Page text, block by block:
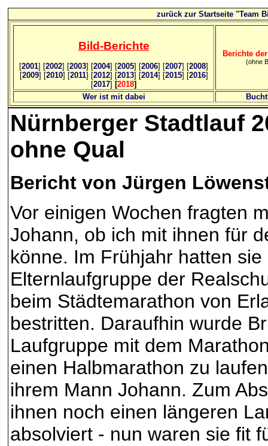
zurück zur Startseite "Team
Bild-Berichte
[2001] [2002] [2003] [2004] [2005] [2006] [2007] [2008]
[2009] [2010] [2011] [2012] [2013] [2014] [2015] [2016]
[2017] [2018]
Berichte
(ohne
Wer ist mit dabei
Nürnberger Stadtlauf
ohne Qual
Bericht von Jürgen
Vor einigen Wochen fragten
Johann, ob ich mit ihnen für
könne. Im Frühjahr hatten
Elternlaufgruppe der
beim Städtemarathon von
bestritten. Daraufhin wurde
Laufgruppe mit dem
einen Halbmarathon zu
ihrem Mann Johann. Zum
ihnen noch einen längeren
absolviert - nun waren sie fit